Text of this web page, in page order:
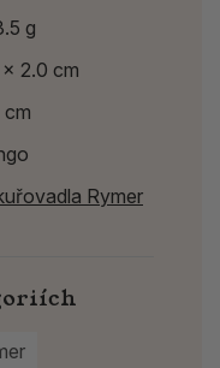
g
x 2.0 cm
Rymer